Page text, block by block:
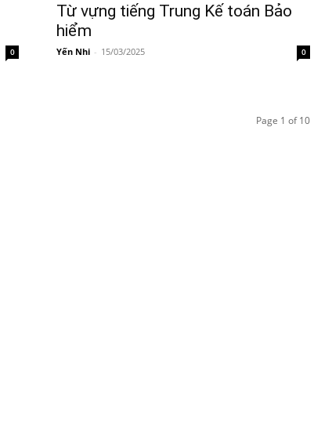
0
Từ vựng tiếng Trung Kế toán Bảo
hiểm
Yến Nhi - 15/03/2025 0
Page 1 of 10